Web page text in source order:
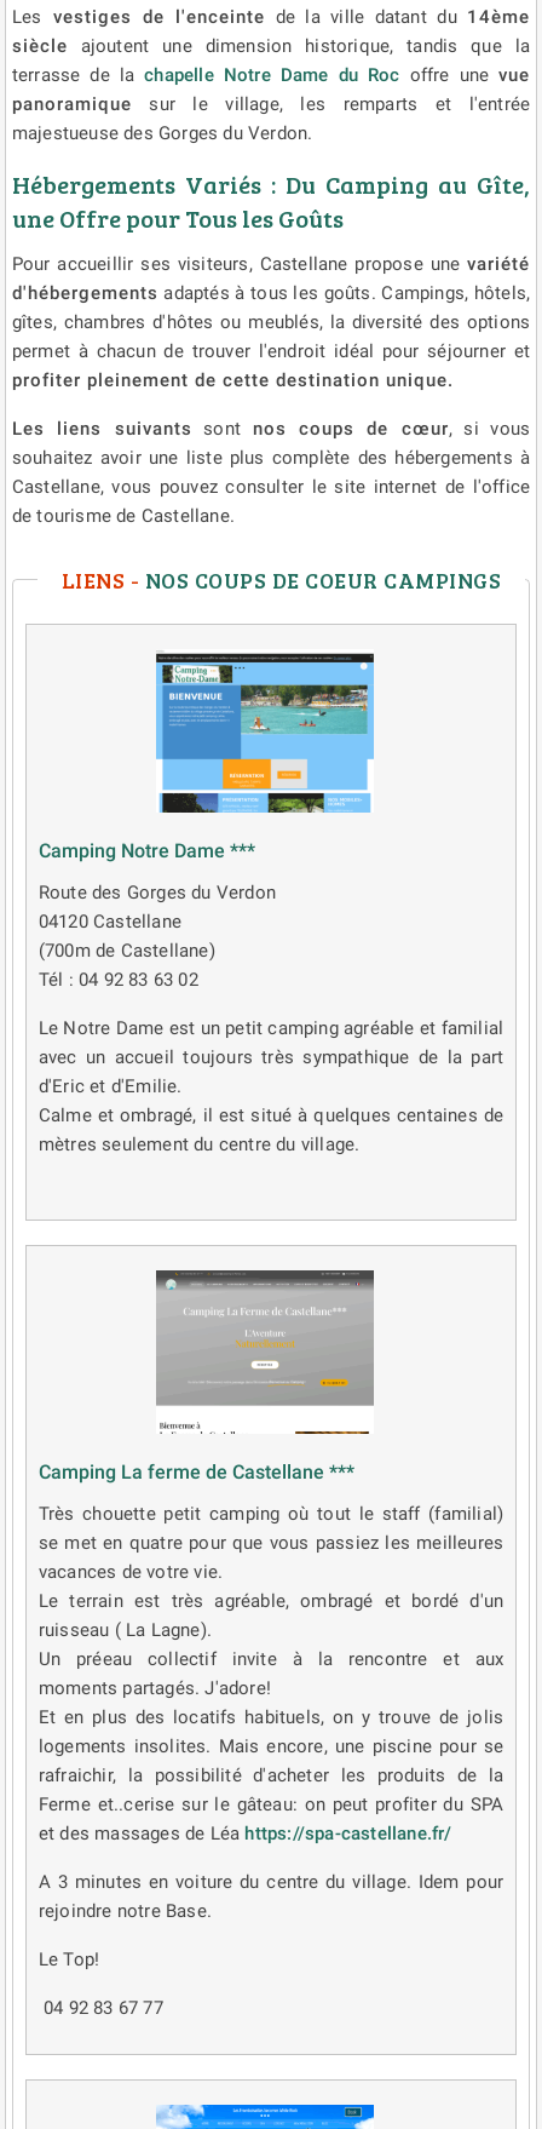
Les vestiges de l'enceinte de la ville datant du 14ème
siècle ajoutent une dimension historique, tandis que la
terrasse de la chapelle Notre Dame du Roc offre unevue
panoramique sur le village, les remparts et l'entrée
majestueuse des Gorges du Verdon.
Hébergements Variés : Du Camping au Gîte,
une Offre pour Tous les Goûts
Pour accueillir ses visiteurs, Castellane propose unevariété
d'hébergements adaptés à tous les goûts. Campings, hôtels,
gîtes, chambres d'hôtes ou meublés, la diversité des options
permet à chacun de trouver l'endroit idéal pour séjourner et
profiter pleinement de cette destination unique.
Les liens suivants sont nos coups de cœur, si vous
souhaitez avoir une liste plus complète des hébergements à
Castellane, vous pouvez consulter le site internet de l'office
de tourisme de Castellane.
LIENS - NOS COUPS DE COEUR CAMPINGS
Camping Notre Dame ***
Route des Gorges du Verdon
04120 Castellane
(700m de Castellane)
Tél : 04 92 83 63 02
Le Notre Dame est un petit camping agréable et familial
avec un accueil toujours très sympathique de la part
d'Eric et d'Emilie.
Calme et ombragé, il est situé à quelques centaines de
mètres seulement du centre du village.
Camping La ferme de Castellane ***
Très chouette petit camping où tout le staff (familial)
se met en quatre pour que vous passiez les meilleures
vacances de votre vie.
Le terrain est très agréable, ombragé et bordé d'un
ruisseau ( La Lagne).
Un préeau collectif invite à la rencontre et aux
moments partagés. J'adore!
Et en plus des locatifs habituels, on y trouve de jolis
logements insolites. Mais encore, une piscine pour se
rafraichir, la possibilité d'acheter les produits de la
Ferme et..cerise sur le gâteau: on peut profiter du SPA
et des massages de Léa https://spa-castellane.fr/
A 3 minutes en voiture du centre du village. Idem pour
rejoindre notre Base.
Le Top!
04 92 83 67 77